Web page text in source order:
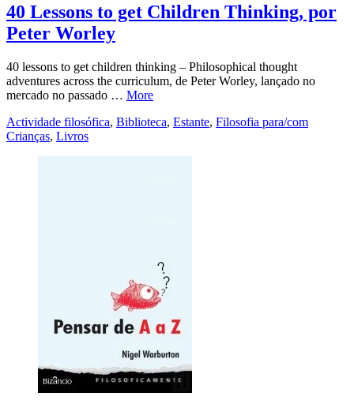
40 Lessons to get Children Thinking, por
Peter Worley
40 lessons to get children thinking – Philosophical thought
adventures across the curriculum, de Peter Worley, lançado no
mercado no passado … More
Actividade filosófica, Biblioteca, Estante, Filosofia para/com
Crianças, Livros